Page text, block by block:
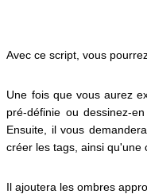
Avec ce script, vous
Une fois que vous aurez
pré-définie ou dessinez-
Ensuite, il vous
créer les tags, ainsi qu'une
Il ajoutera les ombres